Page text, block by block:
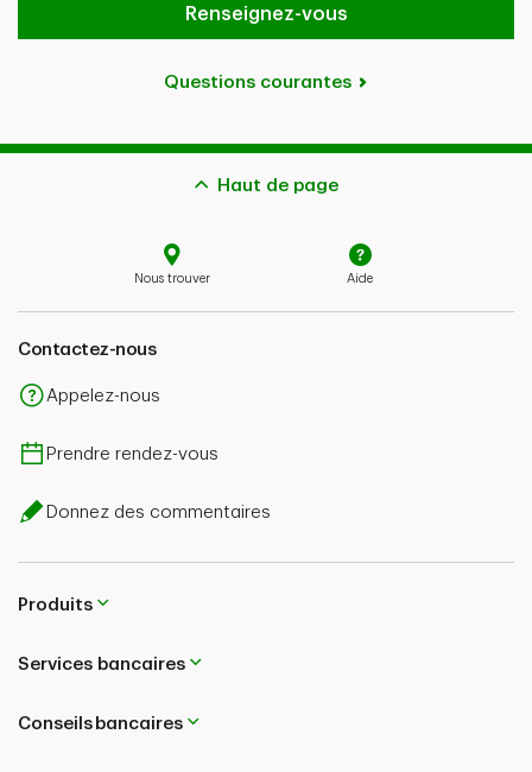
Renseignez-vous
Questions courantes
Haut de page
Nous trouver Aide
Contactez-nous
Appelez-nous
Prendre rendez-vous
Donnez des commentaires
Produits
Services bancaires
Conseils bancaires